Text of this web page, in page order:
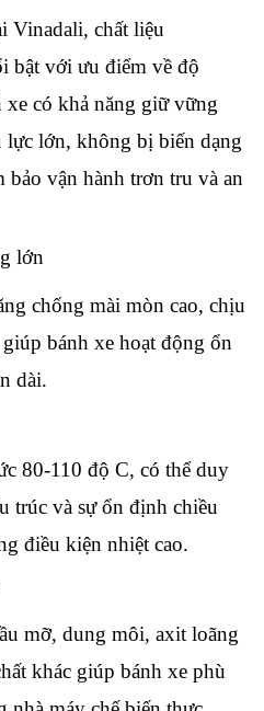
Vinadali, chất liệu
bật với ưu điểm về độ
có khả năng giữ vững
lớn, không bị biến dạng
bảo vận hành trơn tru và an
lớn
chống mài mòn cao, chịu
bánh xe hoạt động ổn
dài.
80-110 độ C, có thể duy
trúc và sự ổn định chiều
điều kiện nhiệt cao.
mỡ, dung môi, axit loãng
khác giúp bánh xe phù